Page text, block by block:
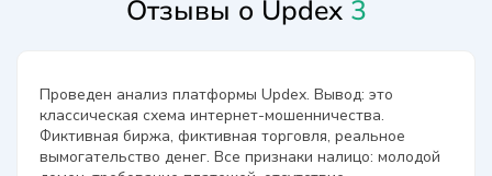
Отзывы о Updex 3
Проведен анализ платформы Updex. Вывод: это
классическая схема интернет-мошенничества.
Фиктивная биржа, фиктивная торговля, реальное
вымогательство денег. Все признаки налицо: молодой